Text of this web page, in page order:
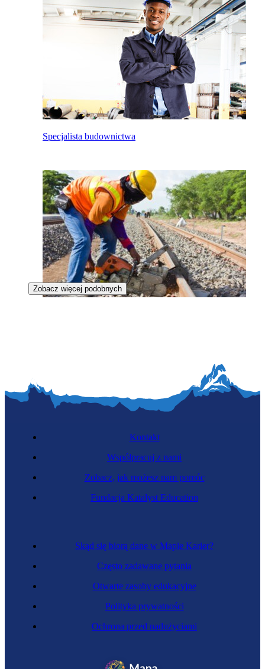
Specjalista budownictwa
Specjalista budowy sieci telekomunikacyjnych
Zobacz więcej podobnych
Skąd się biorą dane w Mapie Karier?
Często zadawane pytania
Otwarte zasoby edukacyjne
Polityka prywatności
Ochrona przed nadużyciami
Kontakt
Współpracuj z nami
Zobacz, jak możesz nam pomóc
Fundacja Katalyst Education